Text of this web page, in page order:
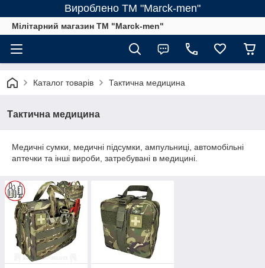
Вироблено ТМ "Marck-men"
Мілітарний магазин ТМ "Marck-men"
Каталог товарів Тактична медицина
Тактична медицина
Медичні сумки, медичні підсумки, ампульниці, автомобільні
аптечки та інші вироби, затребувані в медицині.